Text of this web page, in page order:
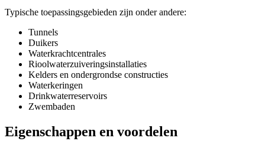
Typische toepassingsgebieden zijn onder andere:
Tunnels
Duikers
Waterkrachtcentrales
Rioolwaterzuiveringsinstallaties
Kelders en ondergrondse constructies
Waterkeringen
Drinkwaterreservoirs
Zwembaden
Eigenschappen en voordelen